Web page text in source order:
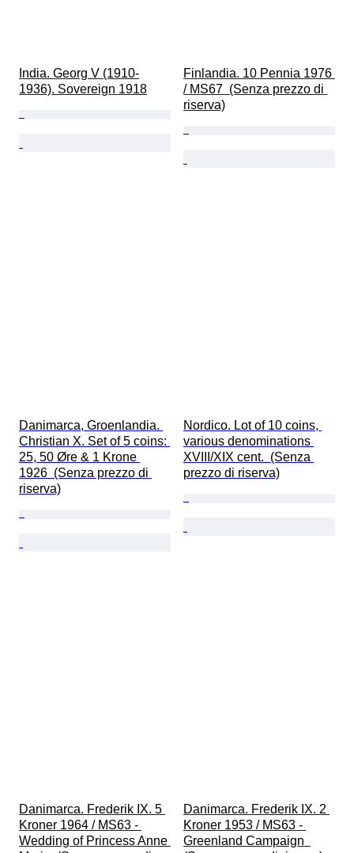
India. Georg V (1910-
1936). Sovereign 1918
Finlandia. 10 Pennia 1976
/ MS67  (Senza prezzo di
riserva)
Danimarca, Groenlandia.
Christian X. Set of 5 coins:
25, 50 Øre & 1 Krone
1926  (Senza prezzo di
riserva)
Nordico. Lot of 10 coins,
various denominations
XVIII/XIX cent.  (Senza
prezzo di riserva)
Danimarca. Frederik IX. 5
Kroner 1964 / MS63 -
Wedding of Princess Anne
Danimarca. Frederik IX. 2
Kroner 1953 / MS63 -
Greenland Campaign